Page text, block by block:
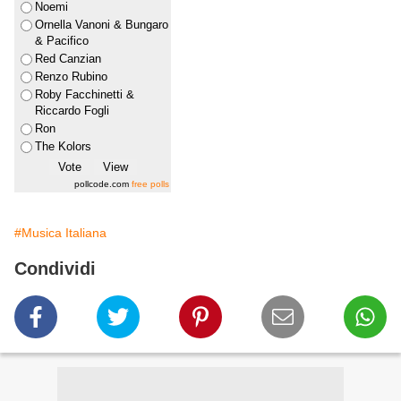
Noemi
Ornella Vanoni & Bungaro
& Pacifico
Red Canzian
Renzo Rubino
Roby Facchinetti &
Riccardo Fogli
Ron
The Kolors
pollcode.com free polls
#Musica Italiana
Condividi